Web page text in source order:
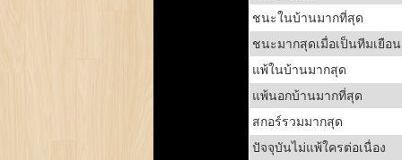
ชนะในบ้านมากที่สุด
ชนะมากสุดเมื่อเป็นทีมเยือน
แพ้ในบ้านมากสุด
แพ้นอกบ้านมากที่สุด
สกอร์รวมมากสุด
ปัจจุบันไม่แพ้ใครต่อเนื่อง